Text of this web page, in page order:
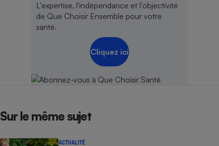
L'expertise, l'indépendance et l'objectivité
de Que Choisir Ensemble pour votre
santé.
Cliquez ici
Sur le même sujet
ACTUALITÉ